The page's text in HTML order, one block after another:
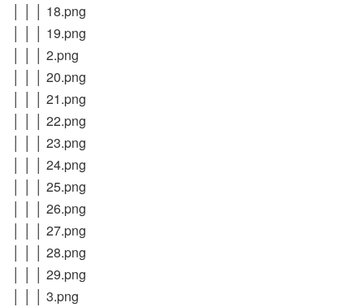
│ │ │ 18.png
│ │ │ 19.png
│ │ │ 2.png
│ │ │ 20.png
│ │ │ 21.png
│ │ │ 22.png
│ │ │ 23.png
│ │ │ 24.png
│ │ │ 25.png
│ │ │ 26.png
│ │ │ 27.png
│ │ │ 28.png
│ │ │ 29.png
│ │ │ 3.png